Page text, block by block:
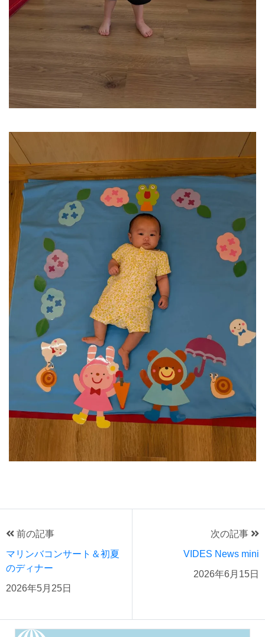
前の記事
マリンバコンサート＆初夏
のディナー
2026年5月25日
次の記事
VIDES News mini
2026年6月15日